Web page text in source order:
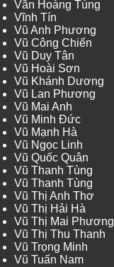
Văn Hoàng Tùng
Vĩnh Tín
Vũ Anh Phương
Vũ Công Chiến
Vũ Duy Tân
Vũ Hoài Sơn
Vũ Khánh Dương
Vũ Lan Phương
Vũ Mai Anh
Vũ Minh Đức
Vũ Mạnh Hà
Vũ Ngọc Linh
Vũ Quốc Quân
Vũ Thanh Tùng
Vũ Thanh Tùng
Vũ Thị Anh Thơ
Vũ Thị Hải Hà
Vũ Thị Mai Phương
Vũ Thị Thu Thanh
Vũ Trọng Minh
Vũ Tuấn Nam